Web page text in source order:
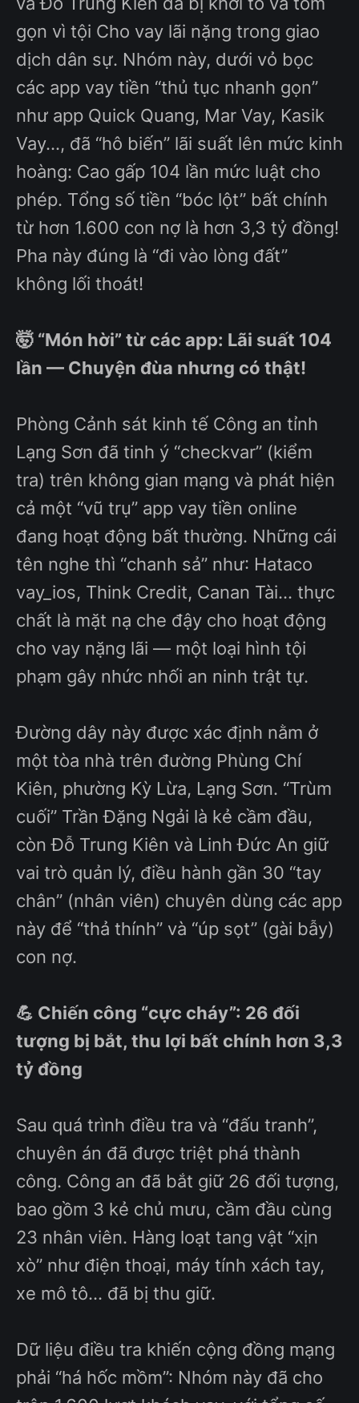
gọn vì tội Cho vay lãi nặng trong giao
dịch dân sự. Nhóm này, dưới vỏ bọc
các app vay tiền “thủ tục nhanh gọn”
như app Quick Quang, Mar Vay, Kasik
Vay..., đã “hô biến” lãi suất lên mức kinh
hoàng: Cao gấp 104 lần mức luật cho
phép. Tổng số tiền “bóc lột” bất chính
từ hơn 1.600 con nợ là hơn 3,3 tỷ đồng!
Pha này đúng là “đi vào lòng đất”
không lối thoát!
🤯 “Món hời” từ các app: Lãi suất 104
lần — Chuyện đùa nhưng có thật!
Phòng Cảnh sát kinh tế Công an tỉnh
Lạng Sơn đã tinh ý “checkvar” (kiểm
tra) trên không gian mạng và phát hiện
cả một “vũ trụ” app vay tiền online
đang hoạt động bất thường. Những cái
tên nghe thì “chanh sả” như: Hataco
vay_ios, Think Credit, Canan Tài... thực
chất là mặt nạ che đậy cho hoạt động
cho vay nặng lãi — một loại hình tội
phạm gây nhức nhối an ninh trật tự.
Đường dây này được xác định nằm ở
một tòa nhà trên đường Phùng Chí
Kiên, phường Kỳ Lừa, Lạng Sơn. “Trùm
cuối” Trần Đặng Ngải là kẻ cầm đầu,
còn Đỗ Trung Kiên và Linh Đức An giữ
vai trò quản lý, điều hành gần 30 “tay
chân” (nhân viên) chuyên dùng các app
này để “thả thính” và “úp sọt” (gài bẫy)
con nợ.
💪 Chiến công “cực cháy”: 26 đối
tượng bị bắt, thu lợi bất chính hơn 3,3
tỷ đồng
Sau quá trình điều tra và “đấu tranh”,
chuyên án đã được triệt phá thành
công. Công an đã bắt giữ 26 đối tượng,
bao gồm 3 kẻ chủ mưu, cầm đầu cùng
23 nhân viên. Hàng loạt tang vật “xịn
xò” như điện thoại, máy tính xách tay,
xe mô tô... đã bị thu giữ.
Dữ liệu điều tra khiến cộng đồng mạng
phải “há hốc mồm”: Nhóm này đã cho